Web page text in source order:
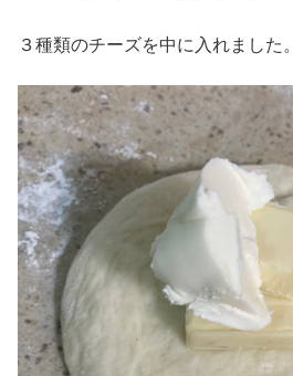
３種類のチーズを中に入れました。